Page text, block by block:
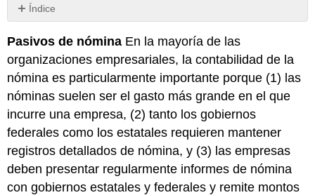
Índice
Sin
Pasivos de nómina En la mayoría de las
organizaciones empresariales, la contabilidad de la
nómina es particularmente importante porque (1) las
nóminas suelen ser el gasto más grande en el que
incurre una empresa, (2) tanto los gobiernos
federales como los estatales requieren mantener
registros detallados de nómina, y (3) las empresas
deben presentar regularmente informes de nómina
con gobiernos estatales y federales y remite montos